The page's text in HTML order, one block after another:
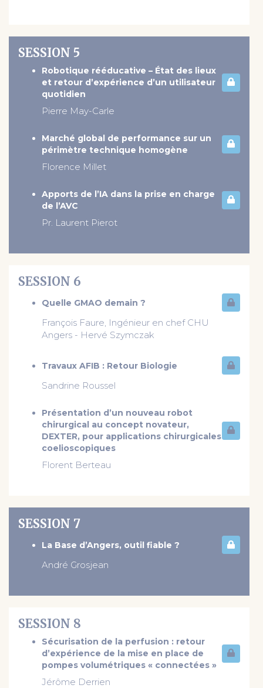
SESSION 5
Robotique rééducative – État des lieux
et retour d’expérience d’un utilisateur
quotidien
Pierre May-Carle
Marché global de performance sur un
périmètre technique homogène
Florence Millet
Apports de l’IA dans la prise en charge
de l’AVC
Pr. Laurent Pierot
SESSION 6
Quelle GMAO demain ?
François Faure, Ingénieur en chef CHU
Angers - Hervé Szymczak
Travaux AFIB : Retour Biologie
Sandrine Roussel
Présentation d’un nouveau robot
chirurgical au concept novateur,
DEXTER, pour applications chirurgicales
coelioscopiques
Florent Berteau
SESSION 7
La Base d’Angers, outil fiable ?
André Grosjean
SESSION 8
Sécurisation de la perfusion : retour
d’expérience de la mise en place de
pompes volumétriques « connectées »
Jérôme Derrien